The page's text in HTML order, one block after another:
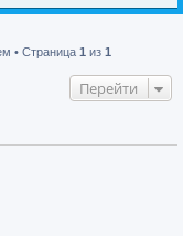
• Страница 1 из 1
Перейти